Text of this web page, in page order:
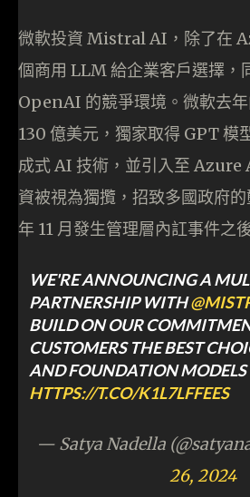
微軟投資 Mistral AI，除了在
個商用 LLM 給企業客戶選擇，
OpenAI 的競爭環境。微軟去
130 億美元，獨家取得 GPT 模
成式 AI 技術，並引入至 Azure
資被視為獨攬，招致多國政府
年 11 月發生管理層內訌事件之
WE'RE ANNOUNCING A
PARTNERSHIP WITH
BUILD ON OUR
CUSTOMERS THE BEST
AND FOUNDATION MODELS
HTTPS://T.CO/K1L7LFFEES
— Satya Nadella
26, 2024